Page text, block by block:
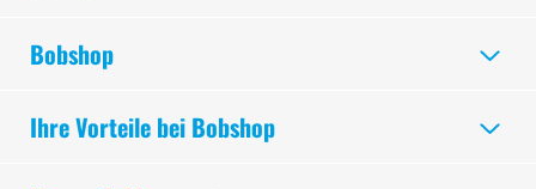
Bobshop
Ihre Vorteile bei Bobshop